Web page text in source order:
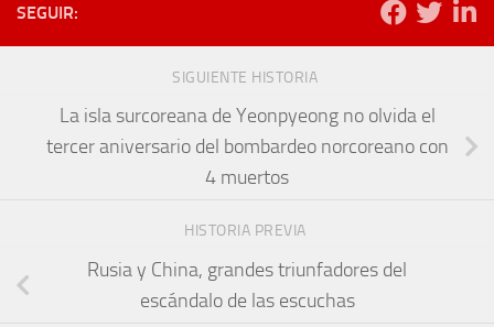
SEGUIR:
SIGUIENTE HISTORIA
La isla surcoreana de Yeonpyeong no olvida el
tercer aniversario del bombardeo norcoreano con
4 muertos
HISTORIA PREVIA
Rusia y China, grandes triunfadores del
escándalo de las escuchas